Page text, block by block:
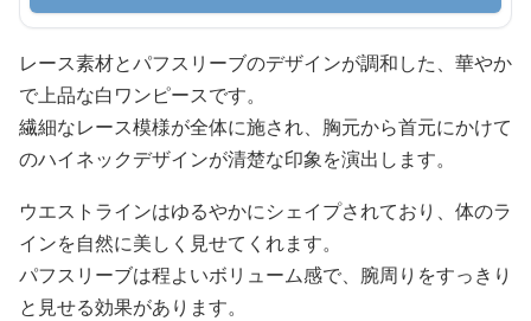
レース素材とパフスリーブのデザインが調和した、華やか
で上品な白ワンピースです。
繊細なレース模様が全体に施され、胸元から首元にかけて
のハイネックデザインが清楚な印象を演出します。
ウエストラインはゆるやかにシェイプされており、体のラ
インを自然に美しく見せてくれます。
パフスリーブは程よいボリューム感で、腕周りをすっきり
と見せる効果があります。